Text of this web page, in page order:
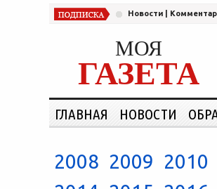
Новости
МОЯ
ГАЗЕТА
ГЛАВНАЯ НОВОСТИ
2008 2009 2010